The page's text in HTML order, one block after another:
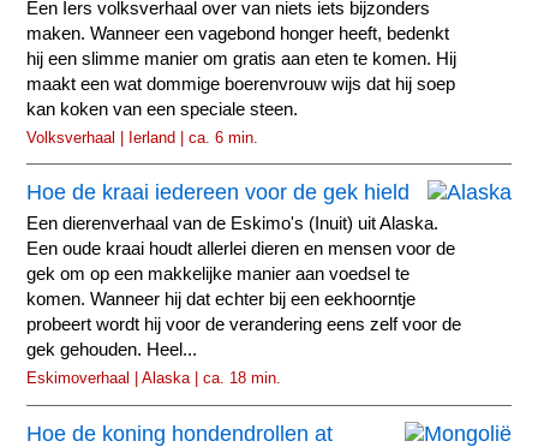
Een Iers volksverhaal over van niets iets bijzonders
maken. Wanneer een vagebond honger heeft, bedenkt
hij een slimme manier om gratis aan eten te komen. Hij
maakt een wat dommige boerenvrouw wijs dat hij soep
kan koken van een speciale steen.
Volksverhaal | Ierland | ca. 6 min.
Hoe de kraai iedereen voor de gek hield
Een dierenverhaal van de Eskimo's (Inuit) uit Alaska.
Een oude kraai houdt allerlei dieren en mensen voor de
gek om op een makkelijke manier aan voedsel te
komen. Wanneer hij dat echter bij een eekhoorntje
probeert wordt hij voor de verandering eens zelf voor de
gek gehouden. Heel...
Eskimoverhaal | Alaska | ca. 18 min.
Hoe de koning hondendrollen at